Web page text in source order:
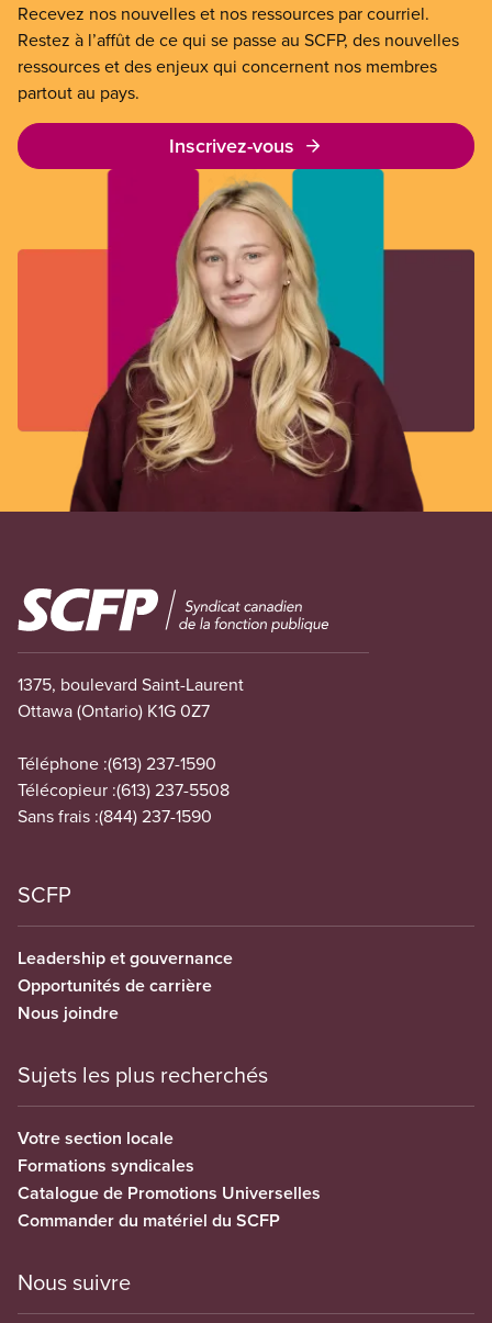
Recevez nos nouvelles et nos ressources par courriel.
Restez à l’affût de ce qui se passe au SCFP, des nouvelles
ressources et des enjeux qui concernent nos membres
partout au pays.
Inscrivez-vous
Image
1375, boulevard Saint-Laurent
Ottawa (Ontario) K1G 0Z7
Téléphone :(613) 237-1590
Télécopieur :(613) 237-5508
Sans frais :(844) 237-1590
SCFP
Leadership et gouvernance
Opportunités de carrière
Nous joindre
Sujets les plus recherchés
Votre section locale
Formations syndicales
Catalogue de Promotions Universelles
Commander du matériel du SCFP
Nous suivre